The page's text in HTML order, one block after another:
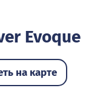
Evoque
на карте